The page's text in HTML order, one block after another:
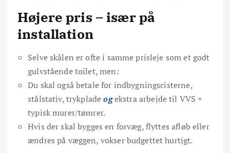
Højere pris – især på
installation
Selve skålen er ofte i samme prisleje som et godt
gulvstående toilet, men:
Du skal også betale for indbygningscisterne,
stålstativ, trykpladeogekstra arbejde til VVS +
typisk murer/tømrer.
Hvis der skal bygges en forvæg, flyttes afløb eller
ændres på væggen, vokser budgettet hurtigt.